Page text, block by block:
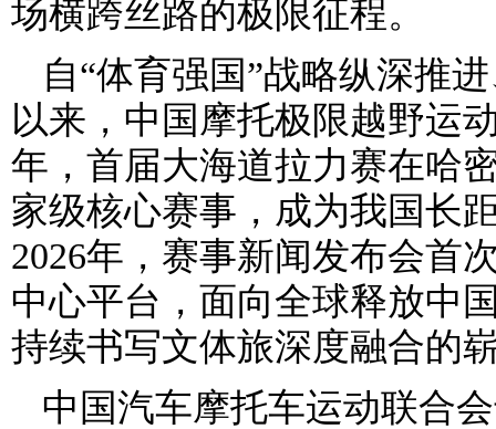
场横跨丝路的极限征程。
自“体育强国”战略纵深推
以来，中国摩托极限越野运
年，首届大海道拉力赛在哈
家级核心赛事，成为我国长
2026年，赛事新闻发布会首
中心平台，面向全球释放中
持续书写文体旅深度融合的
中国汽车摩托车运动联合